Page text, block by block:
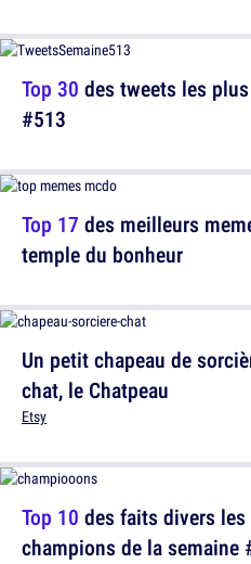
Top 17 des meilleurs
temple du bonheur
Top 10 des faits divers
champions de la semaine
Top 30 des tweets les
#513
Un petit chapeau de
chat, le Chatpeau
Etsy